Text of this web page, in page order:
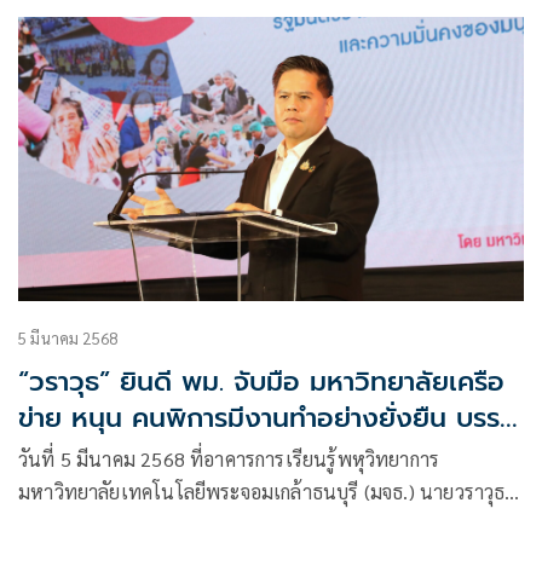
5 มีนาคม 2568
“วราวุธ” ยินดี พม. จับมือ มหาวิทยาลัยเครือ
ข่าย หนุน คนพิการมีงานทำอย่างยั่งยืน บรรลุ
เป้าหมาย
วันที่ 5 มีนาคม 2568 ที่อาคารการเรียนรู้พหุวิทยาการ
มหาวิทยาลัยเทคโนโลยีพระจอมเกล้าธนบุรี (มจธ.) นายวราวุธ